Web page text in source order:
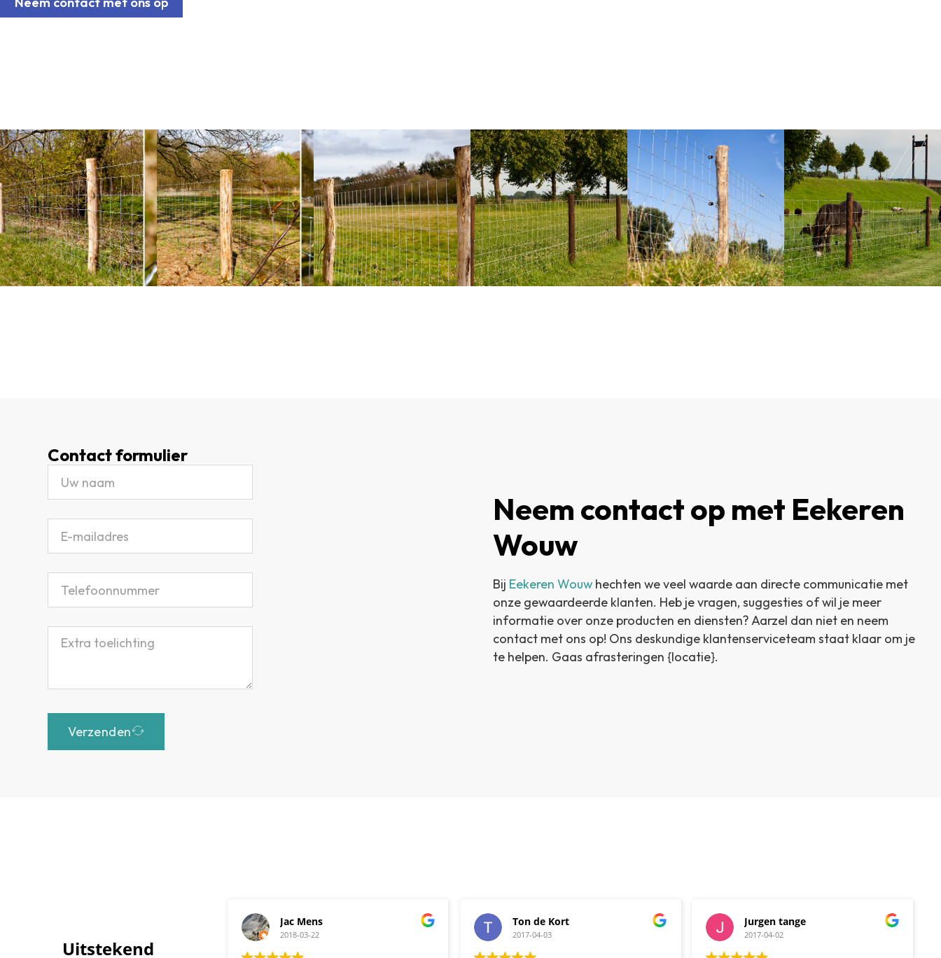
Contact formulier
Verzenden
Neem contact op met Eekeren
Wouw
Bij Eekeren Wouw hechten we veel waarde aan directe communicatie met
onze gewaardeerde klanten. Heb je vragen, suggesties of wil je meer
informatie over onze producten en diensten? Aarzel dan niet en neem
contact met ons op! Ons deskundige klantenserviceteam staat klaar om je
te helpen. Gaas afrasteringen {locatie}.
Uitstekend
Jac Mens
2018-03-22
Ton de Kort
2017-04-03
Jurgen tange
2017-04-02